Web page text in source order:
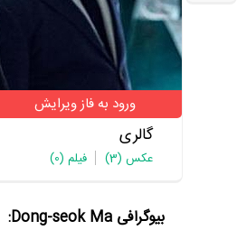
ورود به فاز ویرایش
گالری
عکس (3) فیلم (0)
بیوگرافی Dong-seok Ma: